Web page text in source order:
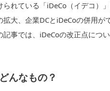
れている「iDeCo（イデコ）」
大、企業DCとiDeCoの併用
事では、iDeCoの改正点につ
んなもの？